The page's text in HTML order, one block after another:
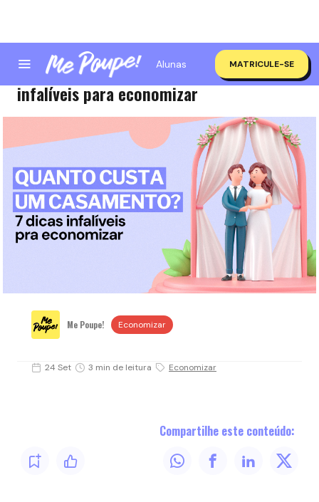
Alunas MATRICULE-SE
Quanto custa um casamento? 7 dicas
infalíveis para economizar
Me Poupe! Economizar
24 Set 3 min de leitura Economizar
Compartilhe este conteúdo: